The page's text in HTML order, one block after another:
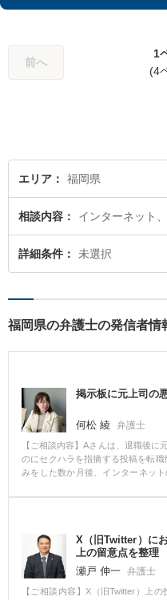
前へ
1
(4
エリア 福岡県
相談内容 インターネット
詳細条件 未選択
福岡県の弁護士の発信者情
掲示板に元上司の
何松 綾 弁護士
【ご相談内容】Aさんは、退職後に
のにセクハラを指摘する投稿を転
みをした数か月後、インターネッ
報開示請求をしていることがわか
た。 Aさんの書き込みが違法であ
あることを元上司に知られるのを
渉をする方針となりました。 元上
請求されましたが、交渉の末、50
た。
X（旧Twitter）に
上の留意点を整理
瀬戸 伸一
弁護士
【ご相談内容】X（旧Twitter）上